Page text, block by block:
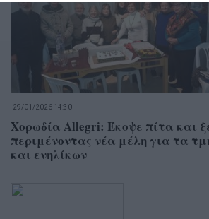
29/01/2026 14:30
Χορωδία Allegri: Έκοψε πίτα και
περιμένοντας νέα μέλη για τα
και ενηλίκων